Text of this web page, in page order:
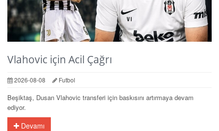
Vlahovic için Acil Çağrı
2026-08-08 Futbol
Beşiktaş, Dusan Vlahovic transferi için baskısını artırmaya devam
ediyor.
Devamı